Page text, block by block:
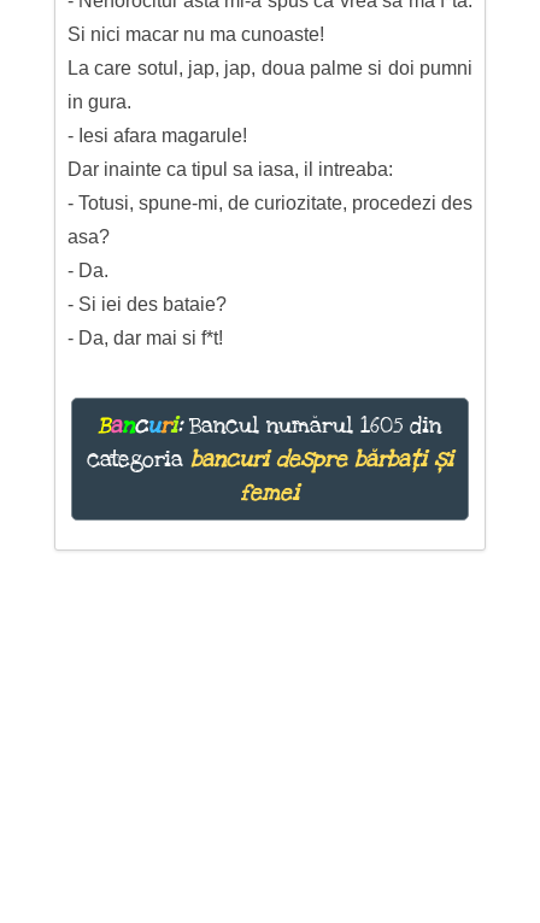
Si nici macar nu ma cunoaste!
La care sotul, jap, jap, doua palme si doi pumni
in gura.
- Iesi afara magarule!
Dar inainte ca tipul sa iasa, il intreaba:
- Totusi, spune-mi, de curiozitate, procedezi des
asa?
- Da.
- Si iei des bataie?
- Da, dar mai si f*t!
Bancuri:Bancul numărul 1605 din
categoria bancuri despre bărbați și
femei